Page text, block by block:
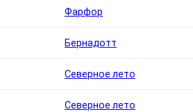
Фарфор
Бернадотт
Северное лето
Северное лето